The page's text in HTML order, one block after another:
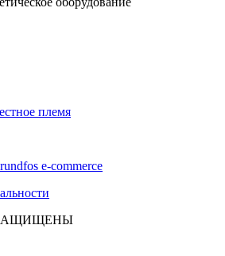
племя
e-commerce
ЗАЩИЩЕНЫ